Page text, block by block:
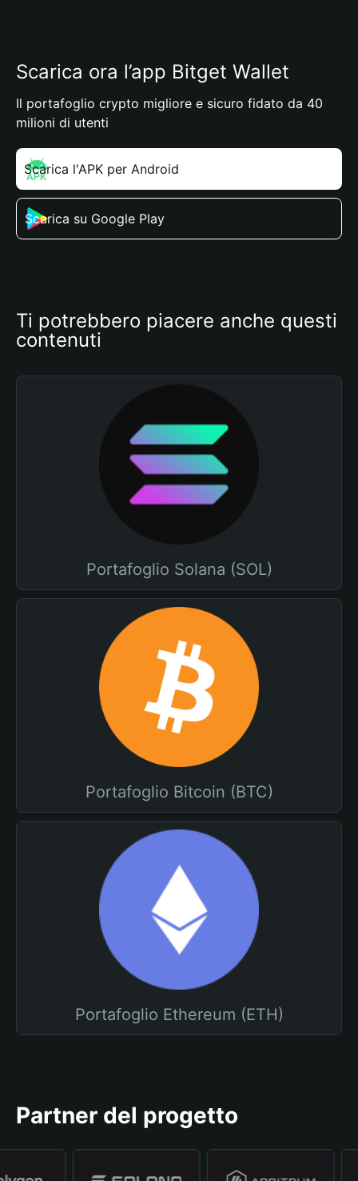
Scarica ora l’app Bitget Wallet
Il portafoglio crypto migliore e sicuro fidato da 40
milioni di utenti
Scarica l'APK per Android
Scarica su Google Play
Ti potrebbero piacere anche questi
contenuti
Portafoglio Solana (SOL)
Portafoglio Bitcoin (BTC)
Portafoglio Ethereum (ETH)
Partner del progetto